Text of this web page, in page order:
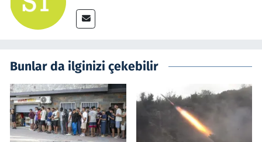
Bunlar da ilginizi çekebilir